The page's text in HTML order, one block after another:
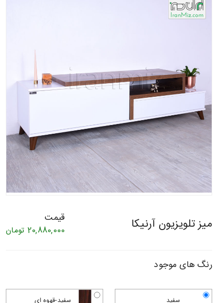
میز تلویزیون آرنیکا قیمت
20,880,000تومان
رنگ های موجود
سفید سفید-قهوه ای